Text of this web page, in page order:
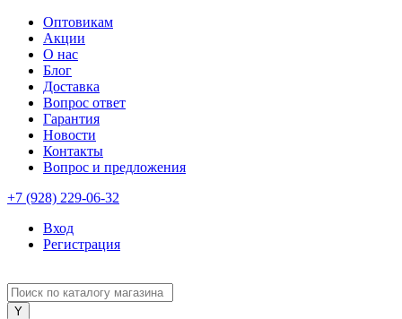
Оптовикам
Акции
О нас
Блог
Доставка
Вопрос ответ
Гарантия
Новости
Контакты
Вопрос и предложения
+7 (928) 229-06-32
Вход
Регистрация